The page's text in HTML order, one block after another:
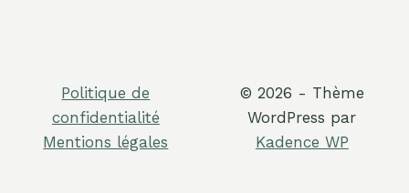
Politique de
confidentialité
Mentions légales
© 2026 - Thème
WordPress par
Kadence WP